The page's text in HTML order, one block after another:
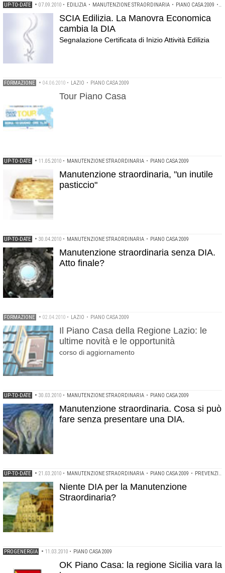
UP-TO-DATE • 07.09.2010 • EDILIZIA • MANUTENZIONE STRAORDINARIA • PIANO CASA 2009 •
SCIA Edilizia. La Manovra Economica
cambia la DIA
Segnalazione Certificata di Inizio Attività Edilizia
FORMAZIONE • 04.06.2010 • LAZIO • PIANO CASA 2009
Tour Piano Casa
UP-TO-DATE • 11.05.2010 • MANUTENZIONE STRAORDINARIA • PIANO CASA 2009
Manutenzione straordinaria, "un inutile
pasticcio"
UP-TO-DATE • 30.04.2010 • MANUTENZIONE STRAORDINARIA • PIANO CASA 2009
Manutenzione straordinaria senza DIA.
Atto finale?
FORMAZIONE • 02.04.2010 • LAZIO • PIANO CASA 2009
Il Piano Casa della Regione Lazio: le
ultime novità e le opportunità
corso di aggiornamento
UP-TO-DATE • 30.03.2010 • MANUTENZIONE STRAORDINARIA • PIANO CASA 2009
Manutenzione straordinaria. Cosa si può
fare senza presentare una DIA.
UP-TO-DATE • 21.03.2010 • MANUTENZIONE STRAORDINARIA • PIANO CASA 2009 • PREVENZIONE INCENDI
Niente DIA per la Manutenzione
Straordinaria?
PROGENERGIA • 11.03.2010 • PIANO CASA 2009
OK Piano Casa: la regione Sicilia vara la